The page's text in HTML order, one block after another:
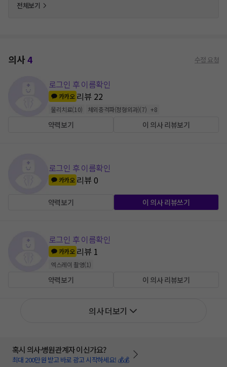
전체보기
의사4 수정 요청
로그인 후 이름확인
카카오 리뷰 22
물리치료(10) 체외충격파(정형외과)(7) +8
약력보기 이 의사 리뷰보기
로그인 후 이름확인
카카오 리뷰0
약력보기 이 의사 리뷰쓰기
로그인 후 이름확인
카카오 리뷰 1
엑스레이 촬영(1)
약력보기 이 의사 리뷰보기
의사 더보기
혹시 의사·병원관계자 이신가요?
최대 200만원 받고 바로 광고 시작하세요! 💰💰